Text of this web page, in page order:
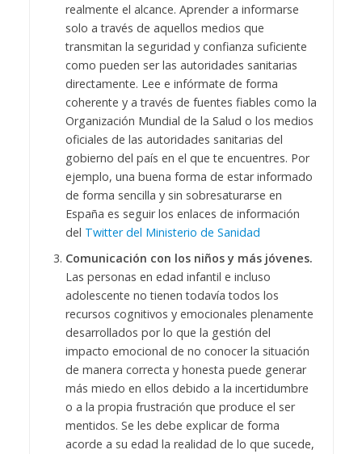
realmente el alcance. Aprender a informarse
solo a través de aquellos medios que
transmitan la seguridad y confianza suficiente
como pueden ser las autoridades sanitarias
directamente. Lee e infórmate de forma
coherente y a través de fuentes fiables como la
Organización Mundial de la Salud o los medios
oficiales de las autoridades sanitarias del
gobierno del país en el que te encuentres. Por
ejemplo, una buena forma de estar informado
de forma sencilla y sin sobresaturarse en
España es seguir los enlaces de información
del Twitter del Ministerio de Sanidad
Comunicación con los niños y más jóvenes.
Las personas en edad infantil e incluso
adolescente no tienen todavía todos los
recursos cognitivos y emocionales plenamente
desarrollados por lo que la gestión del
impacto emocional de no conocer la situación
de manera correcta y honesta puede generar
más miedo en ellos debido a la incertidumbre
o a la propia frustración que produce el ser
mentidos. Se les debe explicar de forma
acorde a su edad la realidad de lo que sucede,